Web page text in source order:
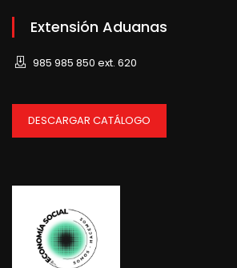
Extensión Aduanas
985 985 850 ext. 620
DESCARGAR CATÁLOGO